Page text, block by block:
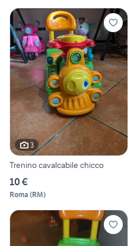
3
Trenino cavalcabile chicco
10 €
Roma (RM)